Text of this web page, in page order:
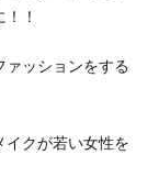
！
ァッションをする
イクが若い女性を